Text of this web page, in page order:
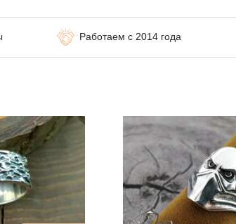
Работаем с 2014 года